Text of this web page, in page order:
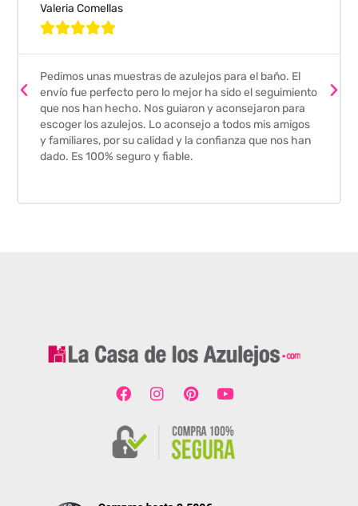
Valeria Comellas

Pedimos unas muestras de azulejos para el baño. El
envío fue perfecto pero lo mejor ha sido el seguimiento
que nos han hecho. Nos guiaron y aconsejaron para
escoger los azulejos. Lo aconsejo a todos mis amigos
y familiares, por su calidad y la confianza que nos han
dado. Es 100% seguro y fiable.